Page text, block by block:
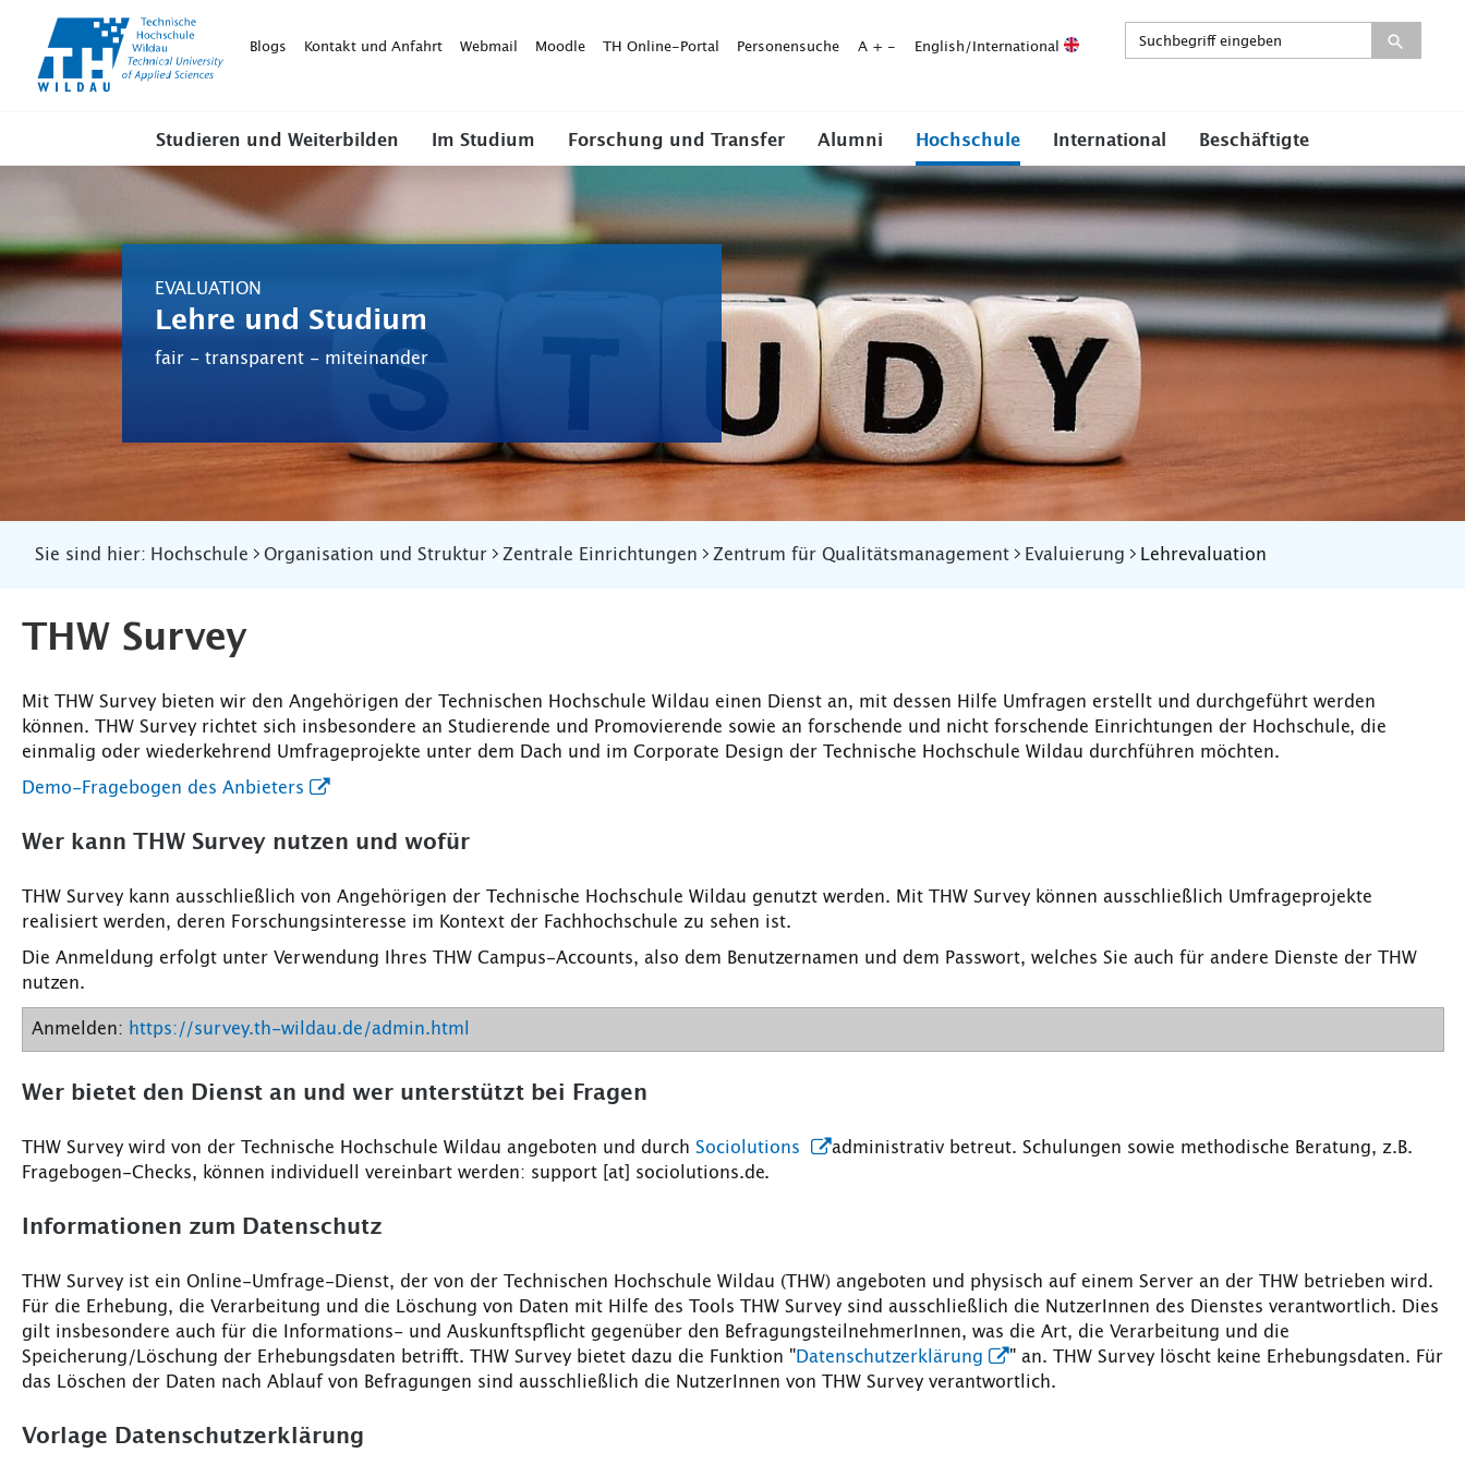
WildauBlogs Kontakt und Anfahrt Webmail Moodle TH Online-Portal Personensuche A + - English/International
Studieren und Weiterbilden Im Studium Forschung und Transfer Alumni Hochschule International Beschäftigte
EVALUATION
Lehre und Studium
fair - transparent - miteinander
Sie sind hier: Hochschule Organisation und Struktur Zentrale Einrichtungen Zentrum für Qualitätsmanagement Evaluierung Lehrevaluation
THW Survey
Mit THW Survey bieten wir den Angehörigen der Technischen Hochschule Wildau einen Dienst an, mit dessen Hilfe Umfragen erstellt und durchgeführt werden
können. THW Survey richtet sich insbesondere an Studierende und Promovierende sowie an forschende und nicht forschende Einrichtungen der Hochschule, die
einmalig oder wiederkehrend Umfrageprojekte unter dem Dach und im Corporate Design der Technische Hochschule Wildau durchführen möchten.
Demo-Fragebogen des Anbieters
Wer kann THW Survey nutzen und wofür
THW Survey kann ausschließlich von Angehörigen der Technische Hochschule Wildau genutzt werden. Mit THW Survey können ausschließlich Umfrageprojekte
realisiert werden, deren Forschungsinteresse im Kontext der Fachhochschule zu sehen ist.
Die Anmeldung erfolgt unter Verwendung Ihres THW Campus-Accounts, also dem Benutzernamen und dem Passwort, welches Sie auch für andere Dienste der THW
nutzen.
Anmelden: https://survey.th-wildau.de/admin.html
Wer bietet den Dienst an und wer unterstützt bei Fragen
THW Survey wird von der Technische Hochschule Wildau angeboten und durch Sociolutions
administrativ betreut. Schulungen sowie methodische Beratung, z.B.
Fragebogen-Checks, können individuell vereinbart werden: support [at] sociolutions.de.
Informationen zum Datenschutz
THW Survey ist ein Online-Umfrage-Dienst, der von der Technischen Hochschule Wildau (THW) angeboten und physisch auf einem Server an der THW betrieben wird.
Für die Erhebung, die Verarbeitung und die Löschung von Daten mit Hilfe des Tools THW Survey sind ausschließlich die NutzerInnen des Dienstes verantwortlich. Dies
gilt insbesondere auch für die Informations- und Auskunftspflicht gegenüber den BefragungsteilnehmerInnen, was die Art, die Verarbeitung und die
Speicherung/Löschung der Erhebungsdaten betrifft. THW Survey bietet dazu die Funktion "Datenschutzerklärung
" an. THW Survey löscht keine Erhebungsdaten. Für
das Löschen der Daten nach Ablauf von Befragungen sind ausschließlich die NutzerInnen von THW Survey verantwortlich.
Vorlage Datenschutzerklärung